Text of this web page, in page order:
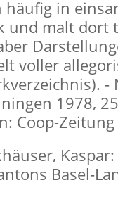
in
und malt dort
voller
-
1978,
Coop-
Kaspar:
Basel-